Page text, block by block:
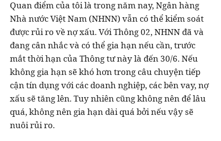
Quan điểm của tôi là trong năm nay, Ngân hàng
Nhà nước Việt Nam (NHNN) vẫn có thể kiểm soát
được rủi ro về nợ xấu. Với Thông 02, NHNN đã và
đang cân nhắc và có thể gia hạn nếu cần, trước
mắt thời hạn của Thông tư này là đến 30/6. Nếu
không gia hạn sẽ khó hơn trong câu chuyện tiếp
cận tín dụng với các doanh nghiệp, các bên vay, nợ
xấu sẽ tăng lên. Tuy nhiên cũng không nên để lâu
quá, không nên gia hạn dài quá bởi nếu vậy sẽ
nuôi rủi ro.